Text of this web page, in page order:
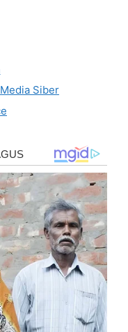
Siber